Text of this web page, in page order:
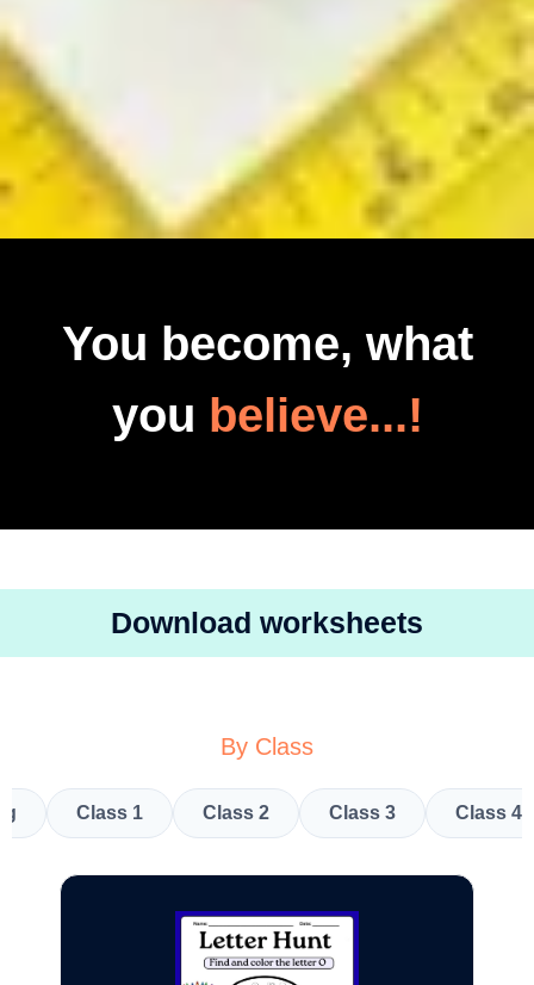
You become, what
you believe...!
Download worksheets
By Class
Class 1 Class 2 Class 3 Class 4